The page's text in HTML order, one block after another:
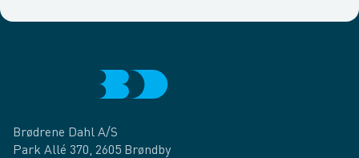
Brødrene Dahl A/S
Park Allé 370, 2605 Brøndby